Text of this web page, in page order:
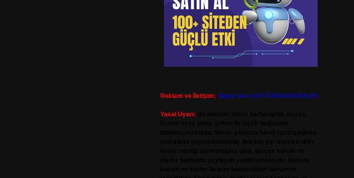
Reklam ve İletişim: Skype: live:.cid.575569c608265c69
Yasal Uyarı: